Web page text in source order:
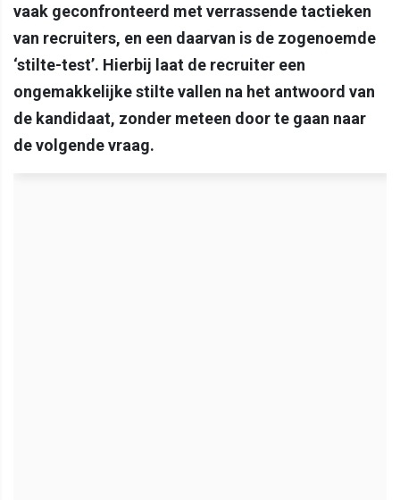
vaak geconfronteerd met verrassende tactieken
van recruiters, en een daarvan is de zogenoemde
‘stilte-test’. Hierbij laat de recruiter een
ongemakkelijke stilte vallen na het antwoord van
de kandidaat, zonder meteen door te gaan naar
de volgende vraag.